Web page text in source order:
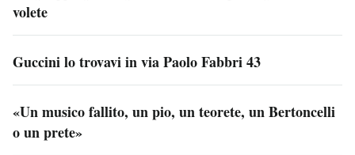
volete
Guccini lo trovavi in via Paolo Fabbri 43
«Un musico fallito, un pio, un teorete, un Bertoncelli
o un prete»